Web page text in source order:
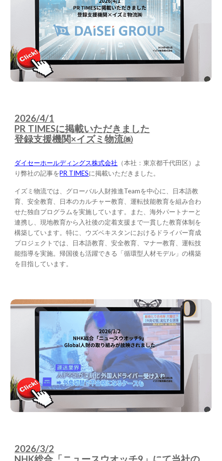
2026/4/1
PR TIMESに掲載いただきました
登録支援機関×イズミ物流㈱
ダイセーホールディングス株式会社 （本社：東京都千代田区）よ
り弊社の記事をPR TIMESに掲載いただきました。
イズミ物流では、グローバル人財推進Teamを中心に、日本語教
育、安全教育、日本のカルチャー教育、運転技能教育を組み合わ
せた独自プログラムを実施しています。また、海外パートナーと
連携し、現地教育から入社後の定着支援まで一貫した教育体制を
構築しています。特に、ウズベキスタンにおけるドライバー育成
プロジェクトでは、日本語教育、安全教育、マナー教育、運転技
能指導を実施。帰国後も活躍できる「循環型人材モデル」の構築
を目指しています。
2026/3/2